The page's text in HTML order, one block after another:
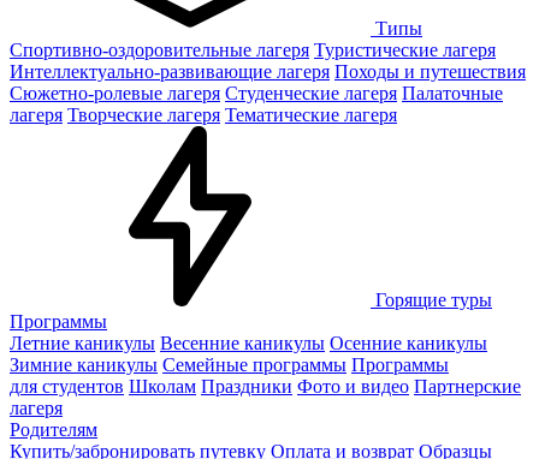
Типы
Спортивно-оздоровительные лагеря Туристические лагеря
Интеллектуально-развивающие лагеря Походы и путешествия
Сюжетно-ролевые лагеря Студенческие лагеря Палаточные
лагеря Творческие лагеря Тематические лагеря
Горящие туры
Программы
Летние каникулы Весенние каникулы Осенние каникулы
Зимние каникулы Семейные программы Программы
для студентов Школам Праздники Фото и видео Партнерские
лагеря
Родителям
Купить/забронировать путевку Оплата и возврат Образцы